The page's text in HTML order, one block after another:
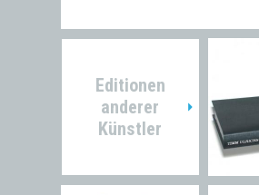
Editionen
anderer
Künstler